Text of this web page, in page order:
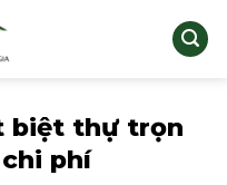
biệt thự trọn
phí